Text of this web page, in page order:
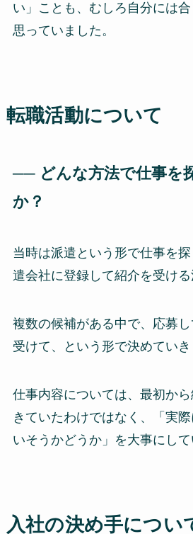
い」ことも、むしろ自分には
思っていました。
転職活動について
── どんな方法で仕事を
か？
当時は派遣という形で仕事を
遣会社に登録して紹介を受ける
複数の候補がある中で、応募
受けて、という形で決めていき
仕事内容については、最初か
きていたわけではなく、「実
いそうかどうか」を大事にして
入社の決め手につい